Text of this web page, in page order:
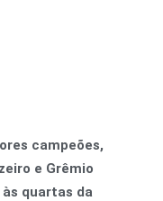
campeões,
e Grêmio
às quartas da